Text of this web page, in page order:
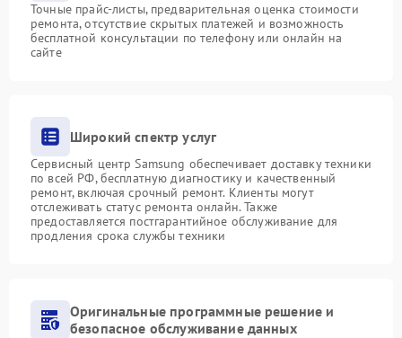
Точные прайс-листы, предварительная оценка стоимости
ремонта, отсутствие скрытых платежей и возможность
бесплатной консультации по телефону или онлайн на
сайте
Широкий спектр услуг
Сервисный центр Samsung обеспечивает доставку техники
по всей РФ, бесплатную диагностику и качественный
ремонт, включая срочный ремонт. Клиенты могут
отслеживать статус ремонта онлайн. Также
предоставляется постгарантийное обслуживание для
продления срока службы техники
Оригинальные программные решение и
безопасное обслуживание данных